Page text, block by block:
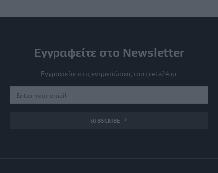
Εγγραφείτε στο Newsletter
Εγγραφείτε στις ενημερώσεις του creta24.gr
SUBSCRIBE